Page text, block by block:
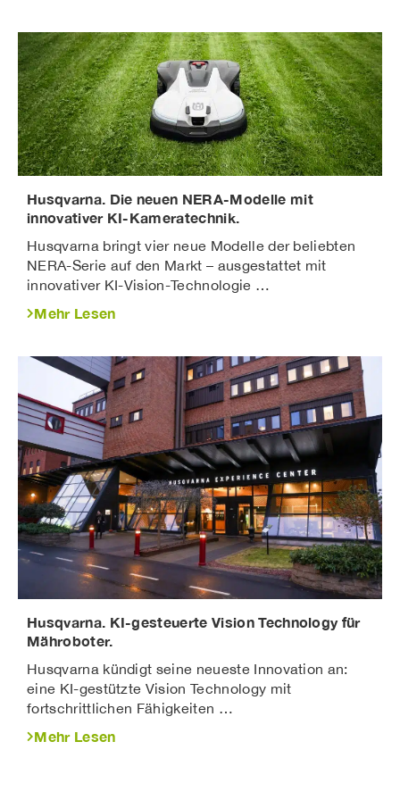
Husqvarna. Die neuen NERA-Modelle mit
innovativer KI-Kameratechnik.
Husqvarna bringt vier neue Modelle der beliebten
NERA-Serie auf den Markt – ausgestattet mit
innovativer KI-Vision-Technologie …
Mehr Lesen
Husqvarna. KI-gesteuerte Vision Technology für
Mähroboter.
Husqvarna kündigt seine neueste Innovation an:
eine KI-gestützte Vision Technology mit
fortschrittlichen Fähigkeiten …
Mehr Lesen